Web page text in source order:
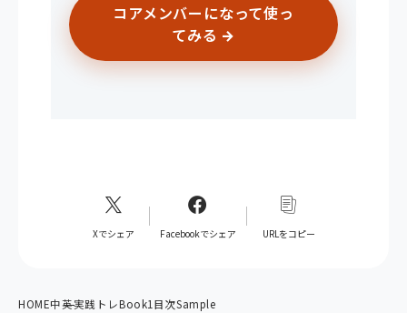
コアメンバーになって使っ
てみる →
Xでシェア Facebookでシェア URLをコピー
HOME中英実践トレBook1目次Sample